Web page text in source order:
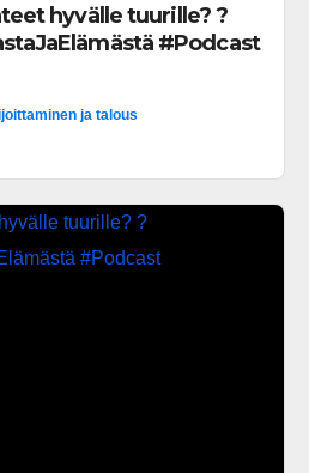
hyvälle tuurille? ?
#Podcast
ja talous